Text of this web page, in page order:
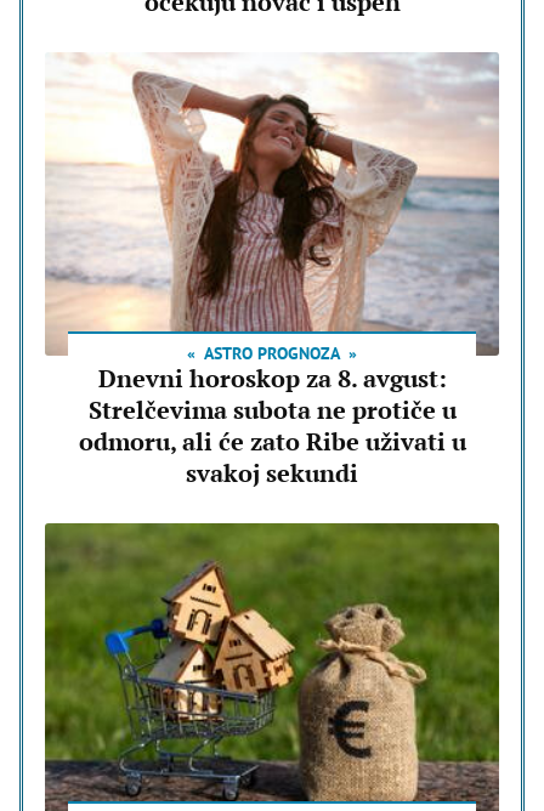
ASTRO PROGNOZA
Dnevni horoskop za 8. avgust:
Strelčevima subota ne protiče u
odmoru, ali će zato Ribe uživati u
svakoj sekundi